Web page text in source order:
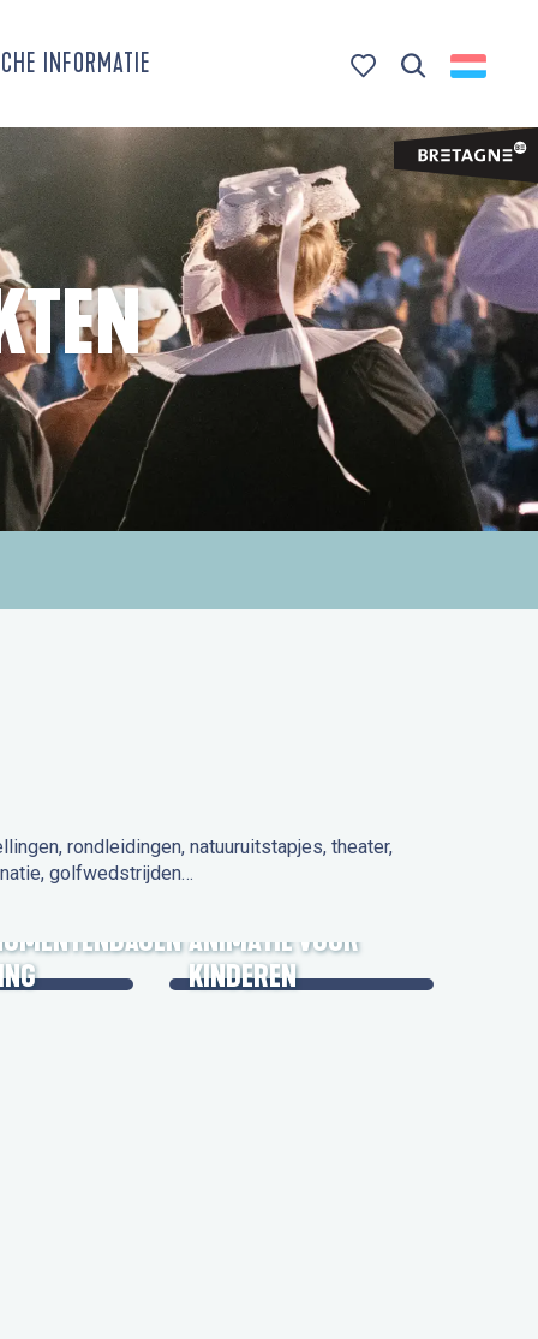
INFORMATIE
rondleidingen, natuuruitstapjes, theater,
golfwedstrijden…
ANIMATIE VOOR
KINDEREN